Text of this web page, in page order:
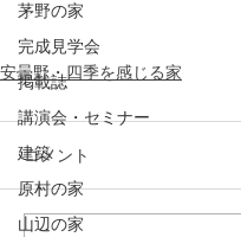
茅野の家
完成見学会
掲載誌
講演会・セミナー
建築
原村の家
山辺の家
安曇野・四季を感じる家
コメント